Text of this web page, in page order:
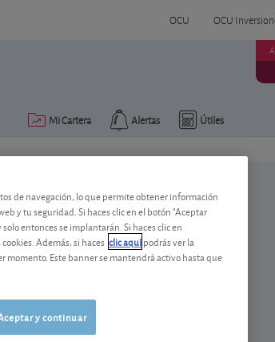
OCU OCU
Útiles
Alertas
Mi Cartera
68,10 EUR
-0,06 EUR (-0,09 %)
Ver detalladamente
de navegación, lo que permite obtener información
y tu seguridad. Si haces clic en el botón "Aceptar
entonces se implantarán. Si haces clic en
Además, si haces clic aquípodrás ver la
Este banner se mantendrá activo hasta que
y continuar